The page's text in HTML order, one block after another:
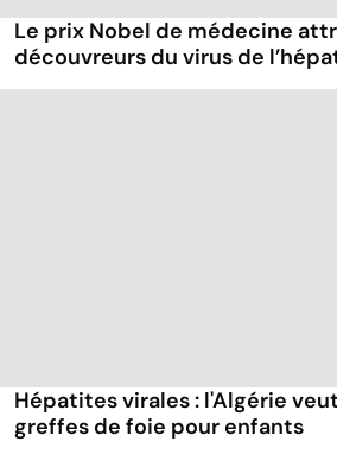
Le prix Nobel de médecine
découvreurs du virus de
Hépatites virales : l'Algérie
greffes de foie pour enfants